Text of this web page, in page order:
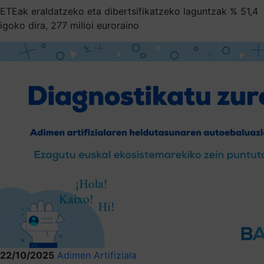
ETEak eraldatzeko eta dibertsifikatzeko laguntzak % 51,4
igoko dira, 277 milioi euroraino
22/10/2025 Adimen Artifiziala